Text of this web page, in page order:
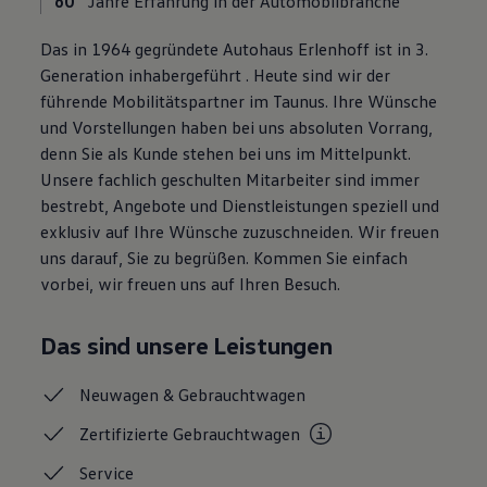
Lifestyle
Transport
Familie
Elektromobilität
Volkswagen R
Pannen- und Unfallhilfe
Volkswagen Kundenbetreuung
Das in 1964 gegründete Autohaus Erlenhoff ist in 3.
Generation inhabergeführt . Heute sind wir der
führende Mobilitätspartner im Taunus. Ihre Wünsche
und Vorstellungen haben bei uns absoluten Vorrang,
denn Sie als Kunde stehen bei uns im Mittelpunkt.
Unsere fachlich geschulten Mitarbeiter sind immer
bestrebt, Angebote und Dienstleistungen speziell und
exklusiv auf Ihre Wünsche zuzuschneiden. Wir freuen
uns darauf, Sie zu begrüßen. Kommen Sie einfach
vorbei, wir freuen uns auf Ihren Besuch.
Das sind unsere Leistungen
Neuwagen &Gebrauchtwagen
ZertifizierteGebrauchtwagen
Service